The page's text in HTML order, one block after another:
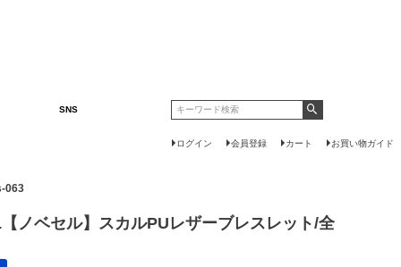
SNS
ログイン
会員登録 カート お買い物ガイド
063
ノベセル】スカルPUレザーブレスレット/全